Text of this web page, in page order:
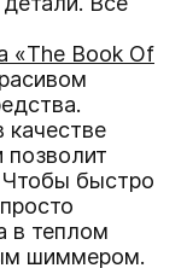
«The Book Of
качестве
позволит
Чтобы быстро
в теплом
шиммером.